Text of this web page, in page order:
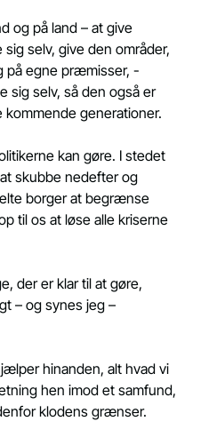
og på land – at give
selv, give den områder,
på egne præmisser, -
sig selv, så den også er
generationer.
kan gøre. I stedet
skubbe nedefter og
borger at begrænse
til os at løse alle kriserne
der er klar til at gøre,
– og synes jeg –
hinanden, alt hvad vi
hen imod et samfund,
klodens grænser.